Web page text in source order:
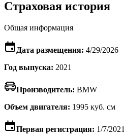
Страховая история
Общая информация
Дата размещения: 4/29/2026
Год выпуска: 2021
Производитель: BMW
Объем двигателя: 1995 куб. см
Первая регистрация: 1/7/2021